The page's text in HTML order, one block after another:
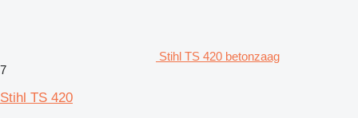
Stihl TS 420 betonzaag
7
Stihl TS 420